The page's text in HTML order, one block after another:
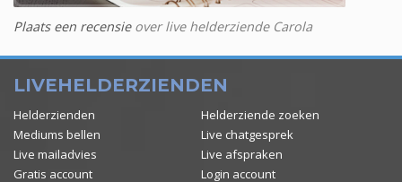
Plaats een recensieover live helderziende Carola
LIVEHELDERZIENDEN
Helderzienden
Helderziende zoeken
Mediums bellen
Live chatgesprek
Live mailadvies
Live afspraken
Gratis account
Login account